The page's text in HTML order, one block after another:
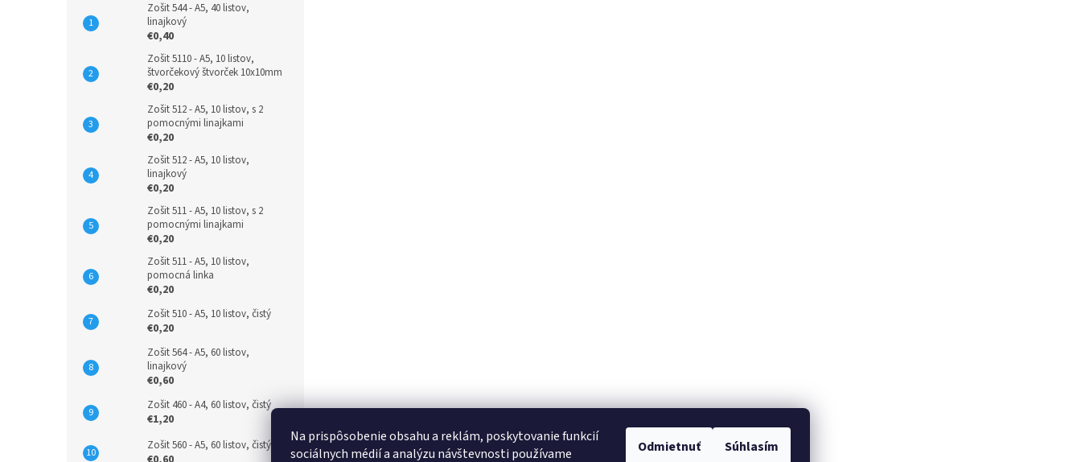
Na prispôsobenie obsahu a reklám, poskytovanie funkcií
sociálnych médií a analýzu návštevnosti používame
Odmietnuť Súhlasím
Zošit 544 - A5, 40 listov,
linajkový
€0,40
Zošit 5110 - A5, 10 listov,
štvorčekový štvorček 10x10mm
€0,20
Zošit 512 - A5, 10 listov, s 2
pomocnými linajkami
€0,20
Zošit 512 - A5, 10 listov,
linajkový
€0,20
Zošit 511 - A5, 10 listov, s 2
pomocnými linajkami
€0,20
Zošit 511 - A5, 10 listov,
pomocná linka
€0,20
Zošit 510 - A5, 10 listov, čistý
€0,20
Zošit 564 - A5, 60 listov,
linajkový
€0,60
Zošit 460 - A4, 60 listov, čistý
€1,20
Zošit 560 - A5, 60 listov, čistý